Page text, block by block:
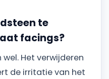
te
facings?
Het verwijderen
de irritatie van het